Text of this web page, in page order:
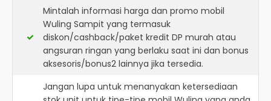
Mintalah informasi harga dan promo mobil
Wuling Sampit yang termasuk
diskon/cashback/paket kredit DP murah atau
angsuran ringan yang berlaku saat ini dan bonus
aksesoris/bonus2 lainnya jika tersedia.
Jangan lupa untuk menanyakan ketersediaan